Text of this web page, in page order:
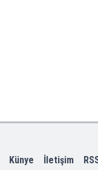
Künye İletişim